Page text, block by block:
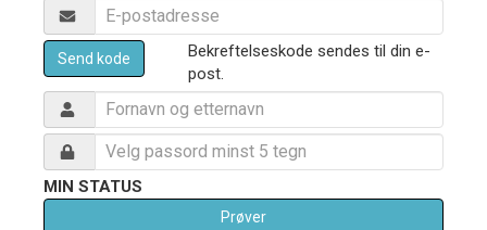
Send kode
Bekreftelseskode sendes til din e-
post.
MIN STATUS
Prøver